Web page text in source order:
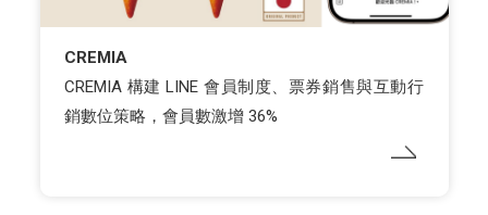
CREMIA
CREMIA 構建 LINE 會員制度、票券銷售與互動行
銷數位策略，會員數激增 36%